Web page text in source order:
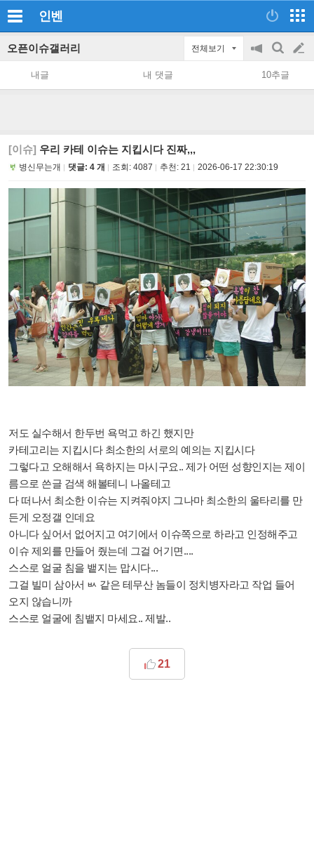
인벤
오픈이슈갤러리 전체보기
공
지
on/off
검
색
글
쓰
내글 내 댓글 10추글
[이슈] 우리 카테 이슈는 지킵시다 진짜,,,
병신무는개 댓글: 4 개 조회: 4087 추천: 21 2026-06-17 22:30:19
저도 실수해서 한두번 욕먹고 하긴 했지만
카테고리는 지킵시다 최소한의 서로의 예의는 지킵시다
그렇다고 오해해서 욕하지는 마시구요.. 제가 어떤 성향인지는 제이
름으로 쓴글 검색 해볼테니 나올테고
다 떠나서 최소한 이슈는 지켜줘야지 그나마 최소한의 울타리를 만
든게 오정갤 인데요
아니다 싶어서 없어지고 여기에서 이슈쪽으로 하라고 인정해주고
이슈 제외를 만들어 줬는데 그걸 어기면....
스스로 얼굴 침을 뱉지는 맙시다...
그걸 빌미 삼아서 ㅄ 같은 테무산 놈들이 정치병자라고 작업 들어
오지 않습니까
스스로 얼굴에 침뱉지 마세요.. 제발..
21